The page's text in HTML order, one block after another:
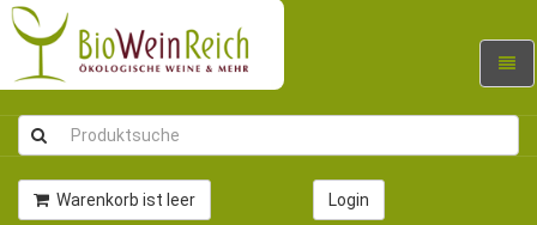
Warenkorb ist leer Login